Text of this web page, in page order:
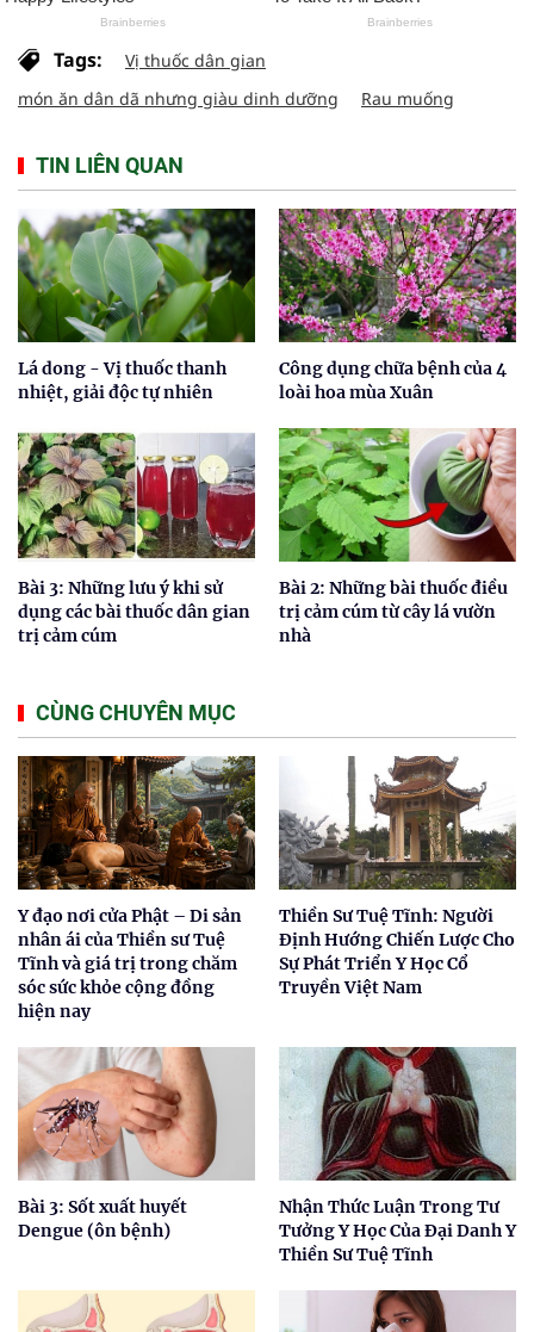
Tags:
Vị thuốc dân gian
món ăn dân dã nhưng giàu dinh dưỡng
Rau muống
TIN LIÊN QUAN
Lá dong - Vị thuốc thanh
nhiệt, giải độc tự nhiên
Công dụng chữa bệnh của 4
loài hoa mùa Xuân
Bài 3: Những lưu ý khi sử
dụng các bài thuốc dân gian
trị cảm cúm
Bài 2: Những bài thuốc điều
trị cảm cúm từ cây lá vườn
nhà
CÙNG CHUYÊN MỤC
Y đạo nơi cửa Phật – Di sản
nhân ái của Thiền sư Tuệ
Tĩnh và giá trị trong chăm
sóc sức khỏe cộng đồng
hiện nay
Thiền Sư Tuệ Tĩnh: Người
Định Hướng Chiến Lược Cho
Sự Phát Triển Y Học Cổ
Truyền Việt Nam
Bài 3: Sốt xuất huyết
Dengue (ôn bệnh)
Nhận Thức Luận Trong Tư
Tưởng Y Học Của Đại Danh Y
Thiền Sư Tuệ Tĩnh